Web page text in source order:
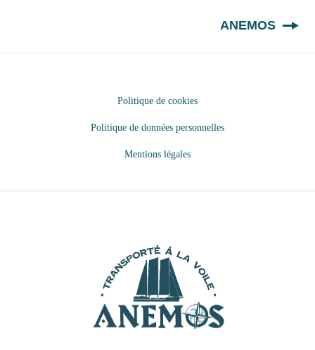
ANEMOS
Politique de cookies
Politique de données personnelles
Mentions légales